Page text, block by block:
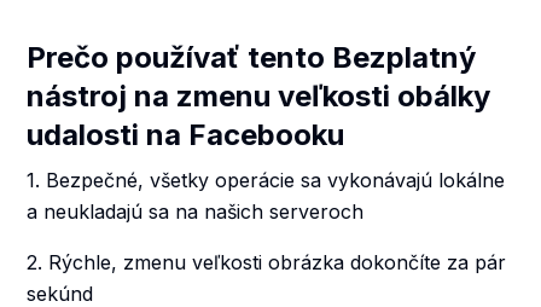
Prečo používať tento Bezplatný
nástroj na zmenu veľkosti obálky
udalosti na Facebooku
1. Bezpečné, všetky operácie sa vykonávajú lokálne
a neukladajú sa na našich serveroch
2. Rýchle, zmenu veľkosti obrázka dokončíte za pár
sekúnd